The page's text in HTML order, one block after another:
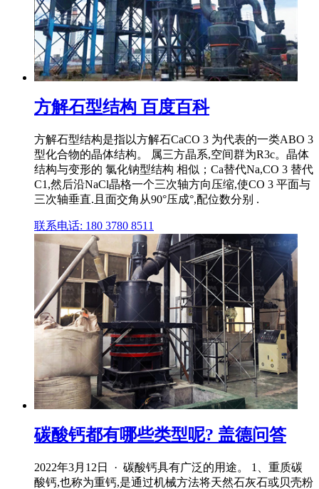
方解石型结构 百度百科
方解石型结构是指以方解石CaCO 3 为代表的一类ABO 3
型化合物的晶体结构。 属三方晶系,空间群为R3c。晶体
结构与变形的 氯化钠型结构 相似；Ca替代Na,CO 3 替代
C1,然后沿NaCl晶格一个三次轴方向压缩,使CO 3 平面与
三次轴垂直.且面交角从90°压成°,配位数分别 .
联系电话: 180 3780 8511
碳酸钙都有哪些类型呢? 盖德问答
2022年3月12日 · 碳酸钙具有广泛的用途。 1、重质碳
酸钙,也称为重钙,是通过机械方法将天然石灰石或贝壳粉